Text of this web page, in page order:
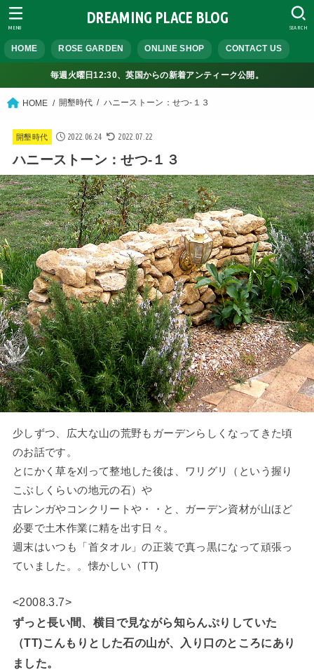
DREAMING PLACE BLOG
HOME ROSE GARDEN ONLINE SHOP CONTACT US
SEARCH
MENU
毎週火曜日12:30、英国からの新着アンティーク公開。
HOME 開墾時代 ハニーストーン：せつ-１３
開墾時代 2022.06.24 2022.07.22
ハニーストーン：せつ-１３
少しずつ、広大な山の荒野もガーデンらしくなってきた頃
のお話です。
とにかく草を刈って整地した後は、ワリグリ（という握り
こぶしくらいの地元の石）や
古レンガやコンクリートや・・と、ガーデン資材が山ほど
必要で土木作業に精を出す日々。
週末はいつも「首タオル」の正装で真っ黒になって頑張っ
ていました。。懐かしい（TT)
<2008.3.7>
ずっと長い間、横目で見ながら知らんぷりしていた
（TT)こんもりとした石の山が、入り口のところにあり
ました。